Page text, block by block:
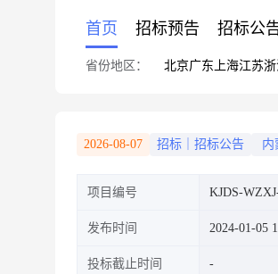
首页 招标预告 招标公
省份地区： 北京广东 上海江苏浙
2026-08-07 招标｜招标公告 内
项目编号 KJDS-
发布时间 2024-01-05
投标截止时间